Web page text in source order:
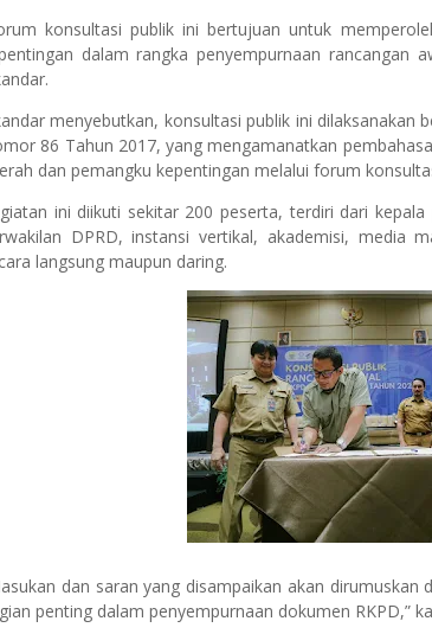
konsultasi publik ini bertujuan untuk
dalam rangka penyempurnaan rancangan
menyebutkan, konsultasi publik ini dilaksanakan
86 Tahun 2017, yang mengamanatkan
dan pemangku kepentingan melalui forum
ini diikuti sekitar 200 peserta, terdiri dari
DPRD, instansi vertikal, akademisi, media
langsung maupun daring.
dan saran yang disampaikan akan
penting dalam penyempurnaan dokumen RKPD,”